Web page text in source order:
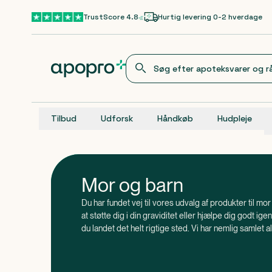
Gå til hovedindholdTrustScore 4.8 Hurtig levering 0-2 hverdage
Tilbud Udforsk Håndkøb Hudpleje
Mor og barn
Du har fundet vej til vores udvalg af produkter til
at støtte dig i din graviditet eller hjælpe dig godt
du landet det helt rigtige sted. Vi har nemlig samlet